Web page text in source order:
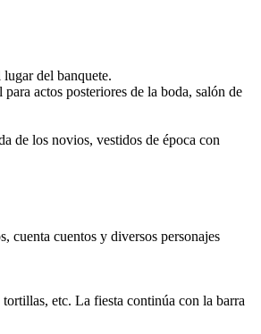
del banquete.
actos posteriores de la boda, salón de
de los novios, vestidos de época con
cuenta cuentos y diversos personajes
etc. La fiesta continúa con la barra